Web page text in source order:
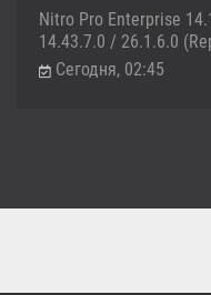
Nitro Pro Enterprise
14.43.7.0 / 26.1.6.0
Сегодня, 02:45